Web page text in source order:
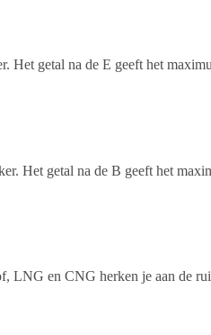
Het getal na de E geeft het
Het getal na de B geeft het
LNG en CNG herken je aan de